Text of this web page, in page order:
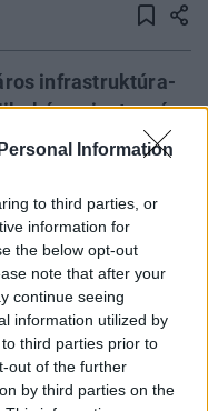
Information
to third parties, or
information for
the below opt-out
note that after your
continue seeing
information utilized by
third parties prior to
out of the further
by third parties on the
infrastruktúra-
szigeten, ám
fel - tudósított a
a magyar
gyökeresen
a célok. Merre tart a
a nemzetközi
kiemelt
legfontosabb
és Nikobár-